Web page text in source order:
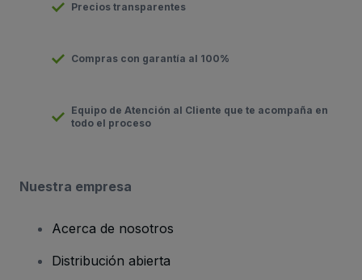
Precios transparentes
Compras con garantía al 100%
Equipo de Atención al Cliente que te acompaña en
todo el proceso
Nuestra empresa
Acerca de nosotros
Distribución abierta